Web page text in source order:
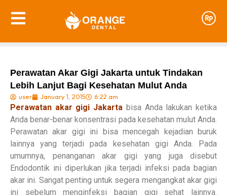
Perawatan Akar Gigi Jakarta untuk Tindakan
Lebih Lanjut Bagi Kesehatan Mulut Anda
user January 1, 2015 6:22 am
Perawatan akar gigi Jakarta bisa Anda lakukan ketika
Anda benar-benar konsentrasi pada kesehatan mulut Anda.
Perawatan akar gigi ini bisa mencegah kejadian buruk
lainnya yang terjadi pada kesehatan gigi Anda. Pada
umumnya, penanganan akar gigi yang juga disebut
Endodontik ini diperlukan jika terjadi infeksi pada bagian
akar ini. Sangat penting untuk segera mengangkat akar gigi
ini sebelum menginfeksi bagian gigi sehat lainnya.